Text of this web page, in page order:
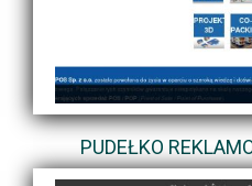
PUDEŁKO